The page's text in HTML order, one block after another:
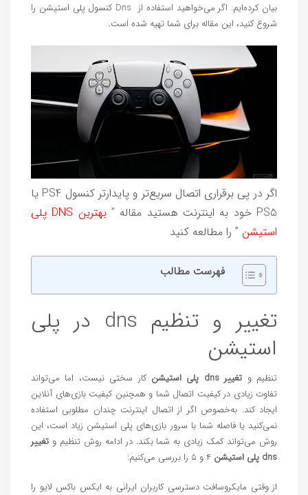
بیان کرده‌ایم. اگر می‌خواهید استفاده از Dns کنسول پلی استیشن را
شروع کنید، این مقاله برای شما تهیه شده است.
اگر در پی برقراری اتصال سریع‌تر و پایدارتر کنسول PS4 یا
PS5 خود به اینترنت هستید مقاله ”
بهترین DNS پلی
استیشن ” را مطالعه کنید
فهرست مطالب
تغییر و تنظیم dns در پلی
استیشن
تنظیم و تغییر dns پلی استیشن
کار سختی نیست، اما می‌تواند
تفاوت زیادی در کیفیت اتصال شما و همچنین کیفیت بازی‌های آنلاین
ایجاد کند. به‌خصوص اگر از اتصال اینترنت چندان مطلوبی استفاده
نمی‌کنید یا فاصله شما با سرور بازی‌های پلی استیشن زیاد است، این
روش می‌تواند کمک زیادی به شما بکند. در ادامه روش تنظیم و تغییر
dns پلی استیشن
از وقتی مایکروسافت دسترسی کاربران ایرانی به ایکس باکس لایو را